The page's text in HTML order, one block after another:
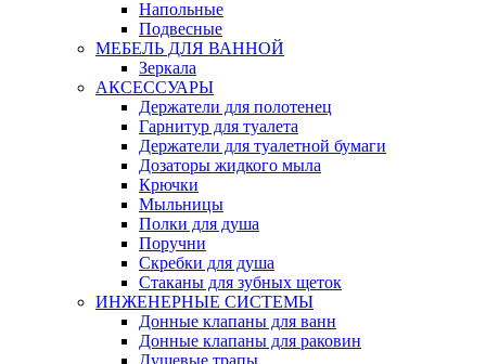
Напольные
Подвесные
МЕБЕЛЬ ДЛЯ ВАННОЙ
Зеркала
АКСЕССУАРЫ
Держатели для полотенец
Гарнитур для туалета
Держатели для туалетной бумаги
Дозаторы жидкого мыла
Крючки
Мыльницы
Полки для душа
Поручни
Скребки для душа
Стаканы для зубных щеток
ИНЖЕНЕРНЫЕ СИСТЕМЫ
Донные клапаны для ванн
Донные клапаны для раковин